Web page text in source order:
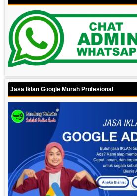
Jasa Iklan Google Murah Profesional